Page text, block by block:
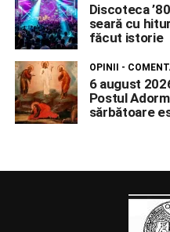
Discoteca
seară cu
făcut istorie
OPINII -
6 august
Postul
sărbătoare